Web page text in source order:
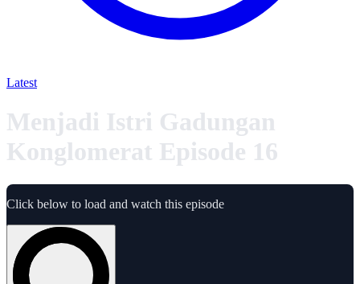
Latest
Menjadi Istri Gadungan
Konglomerat Episode 16
Click below to load and watch this episode